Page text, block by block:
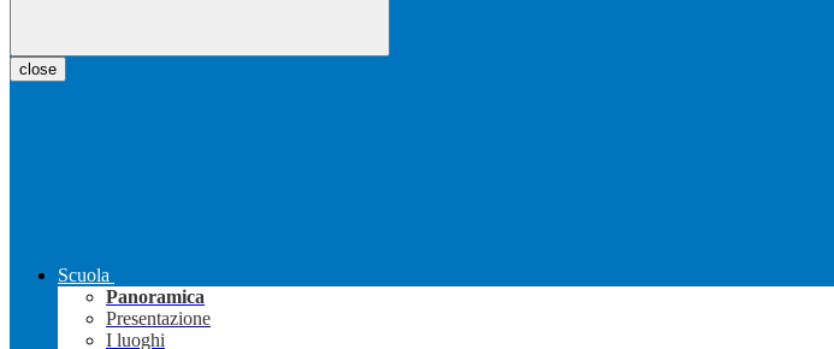
close
Scuola
Panoramica
Presentazione
I luoghi